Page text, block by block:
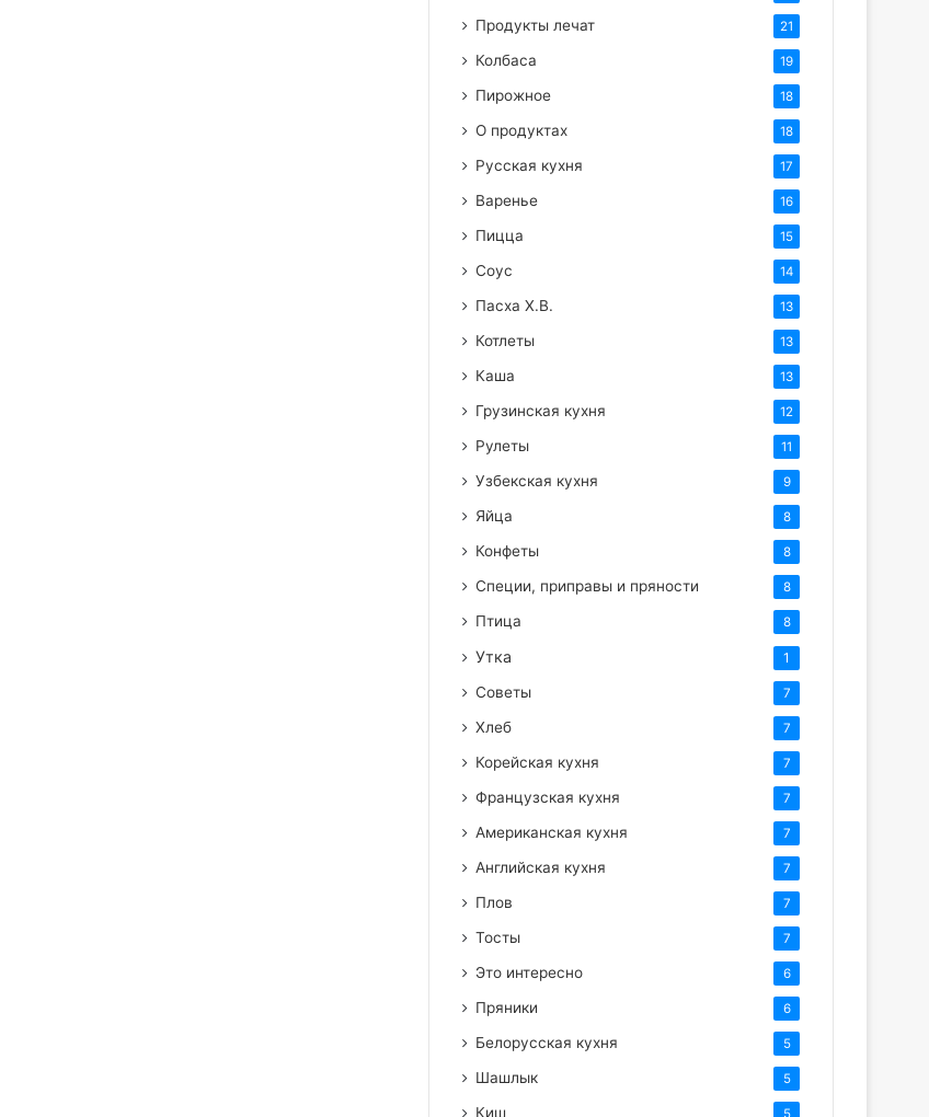
Продукты лечат 21
Колбаса 19
Пирожное 18
О продуктах 18
Русская кухня 17
Варенье 16
Пицца 15
Соус 14
Пасха Х.В. 13
Котлеты 13
Каша 13
Грузинская кухня 12
Рулеты 11
Узбекская кухня 9
Яйца 8
Конфеты 8
Специи, приправы и пряности 8
Птица 8
Утка 1
Советы 7
Хлеб 7
Корейская кухня 7
Французская кухня 7
Американская кухня 7
Английская кухня 7
Плов 7
Тосты 7
Это интересно 6
Пряники 6
Белорусская кухня 5
Шашлык 5
Киш 5